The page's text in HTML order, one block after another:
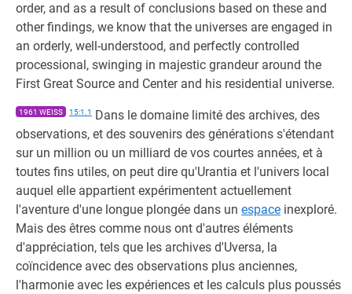
order, and as a result of conclusions based on these and
other findings, we know that the universes are engaged in
an orderly, well-understood, and perfectly controlled
processional, swinging in majestic grandeur around the
First Great Source and Center and his residential universe.
1961 WEISS 15:1.1
Dans le domaine limité des archives, des
observations, et des souvenirs des générations s'étendant
sur un million ou un milliard de vos courtes années, et à
toutes fins utiles, on peut dire qu'Urantia et l'univers local
auquel elle appartient expérimentent actuellement
l'aventure d'une longue plongée dans un espace inexploré.
Mais des êtres comme nous ont d'autres éléments
d'appréciation, tels que les archives d'Uversa, la
coïncidence avec des observations plus anciennes,
l'harmonie avec les expériences et les calculs plus poussés